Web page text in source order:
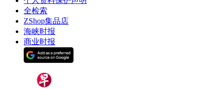
全检索
ZShop集品店
海峡时报
商业时报